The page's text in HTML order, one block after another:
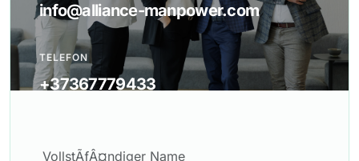
info@alliance-manpower.com
TELEFON
+37367779433